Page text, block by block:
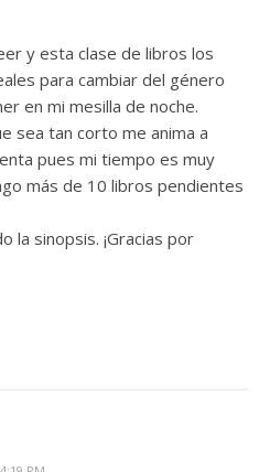
y esta clase de libros los
para cambiar del género
en mi mesilla de noche.
sea tan corto me anima a
pues mi tiempo es muy
más de 10 libros pendientes
la sinopsis. ¡Gracias por